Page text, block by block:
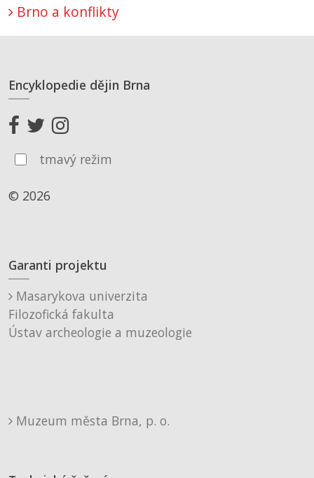
Brno a konflikty
Encyklopedie dějin Brna
tmavý režim
© 2026
Garanti projektu
Masarykova univerzita
Filozofická fakulta
Ústav archeologie a muzeologie
Muzeum města Brna, p. o.